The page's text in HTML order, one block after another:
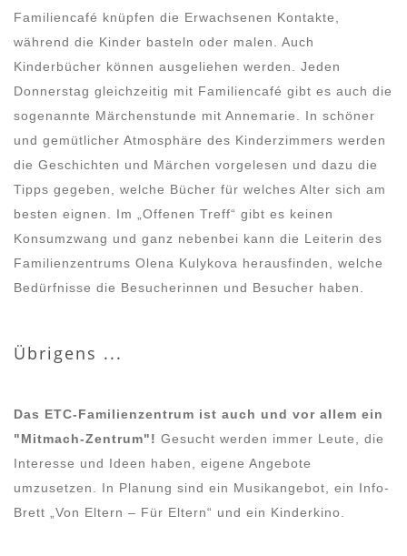
Familiencafé knüpfen die Erwachsenen Kontakte,
während die Kinder basteln oder malen. Auch
Kinderbücher können ausgeliehen werden. Jeden
Donnerstag gleichzeitig mit Familiencafé gibt es auch die
sogenannte Märchenstunde mit Annemarie. In schöner
und gemütlicher Atmosphäre des Kinderzimmers werden
die Geschichten und Märchen vorgelesen und dazu die
Tipps gegeben, welche Bücher für welches Alter sich am
besten eignen. Im „Offenen Treff“ gibt es keinen
Konsumzwang und ganz nebenbei kann die Leiterin des
Familienzentrums Olena Kulykova herausfinden, welche
Bedürfnisse die Besucherinnen und Besucher haben.
Übrigens ...
Das ETC-Familienzentrum ist auch und vor allem ein
"Mitmach-Zentrum"! Gesucht werden immer Leute, die
Interesse und Ideen haben, eigene Angebote
umzusetzen. In Planung sind ein Musikangebot, ein Info-
Brett „Von Eltern – Für Eltern“ und ein Kinderkino.